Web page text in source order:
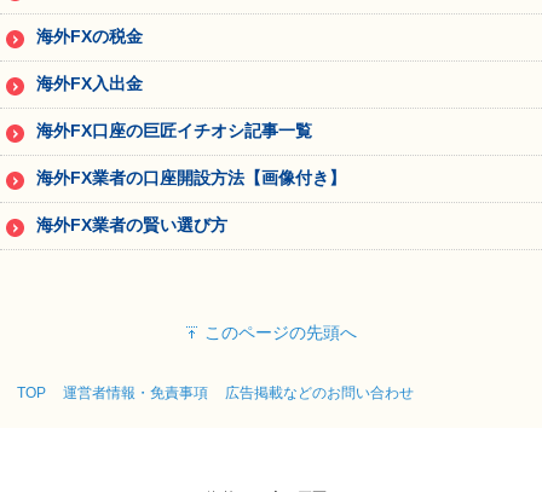
海外FXの税金
海外FX入出金
海外FX口座の巨匠イチオシ記事一覧
海外FX業者の口座開設方法【画像付き】
海外FX業者の賢い選び方
このページの先頭へ
TOP 運営者情報・免責事項 広告掲載などのお問い合わせ